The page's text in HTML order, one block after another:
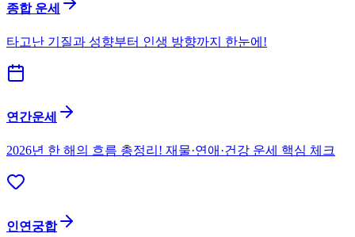
종합 운세
타고난 기질과 성향부터 인생 방향까지 한눈에!
연간운세
2026년 한 해의 흐름 총정리! 재물·연애·건강 운세 핵심 체크
인연궁합